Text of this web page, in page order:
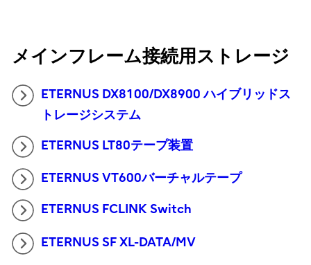
メインフレーム接続用ストレージ
ETERNUS DX8100/DX8900 ハイブリッドス
トレージシステム
ETERNUS LT80テープ装置
ETERNUS VT600バーチャルテープ
ETERNUS FCLINK Switch
ETERNUS SF XL-DATA/MV